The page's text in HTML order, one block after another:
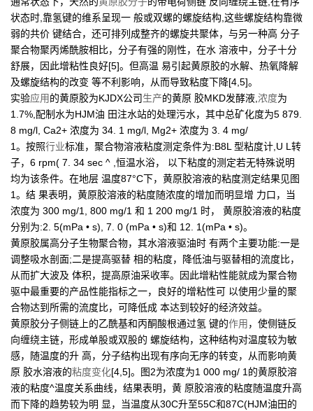
状态时,靠氢键的维系呈现一 般或双螺的螺旋结构,这些螺旋结构靠微
弱的共价 键结合，还可排列成整齐的螺旋共聚体，与另一种高 分子
聚合物聚丙烯酰胺相比，分子有强的刚性，在水 溶液中，分子十分
舒展，因此增粘性良好[5]。但高温 易引起黄原胶的水解、热氧降解
及螺旋结构的改变 等不利影响，从而导致粘度下降[4,5]。
实验应用的黄原胶为KJDX公司生产的黄原 胶MKD发酵液, 浓度为
1.7%,配制水为HJM油 田注水站的处理污水，其中总矿化度为5 879.
8 mg/l, Ca2+ 浓度为 34. 1 mg/l, Mg2+ 浓度为 3. 4 mg/
1。按照行业标准，聚合物溶液粘度测定条件为:B8L 型粘度计,U L转
子，6 rpm( 7. 34 sec ^ ,恒温水浴， 以下粘度的测定若无特殊说明
均为该条件。在地层 温度87°C下，黄原胶溶液的粘度测定结果见图
1。结 果表明，黄原胶溶液的粘度随浓度的增加而明显增 力口，当
浓度为 300 mg/1, 800 mg/1 和 1 200 mg/1 时， 黄原胶溶液的粘度
分别为:2. 5(mPa • s), 7. 0 (mPa • s)和 12. 1(mPa • s)。
黄原胶属高分子生物聚合物，其水溶液驱油时 有两个主要功能:一是
调整吸水剖面;二是提高驱替 相的粘度，降低油与驱替相的流度比，
从而扩大波及 体积，提高原油采收率。因此增粘性能就成为聚合物
驱中最重要的产品性能指标之一，良好的增粘性可 以使用少量的聚
合物达到所需的流度比，可降低成 本达到较好的经济效益。
黄原胶分子侧链上的乙酰基和丙酮酸根通过氢 键的作用 ，使侧链反
向缠绕主链，形成单股或双股的 螺旋结构，这种结构对温度较为敏
感，随温度的升 高，分子结构出现有序向无序的转变，从而影响黄
原 胶水溶液的粘度变化[4,5]。图2为浓度为1 000 mg/ 1的黄原胶溶
液的粘度^温度关系曲线，结果表明，黄 原胶溶液的粘度随温度升高
而下降的趋势较为明 显，当温度从30C升至55C和87C(HJM油田的